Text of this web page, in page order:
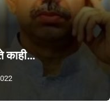
काही…